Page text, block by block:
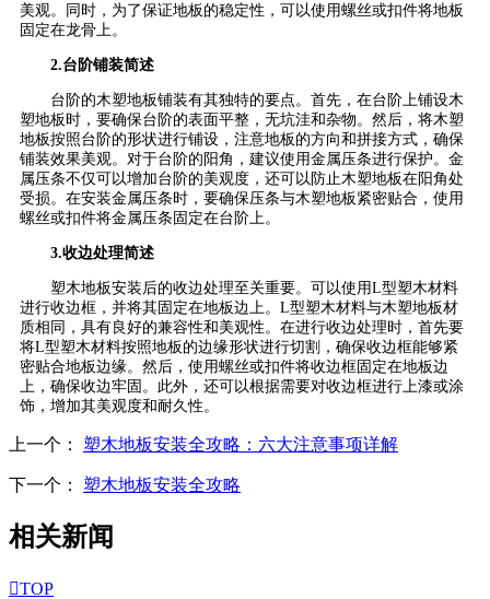
美观。同时，为了保证地板的稳定性，可以使用螺丝或扣件将地板
固定在龙骨上。
2.台阶铺装简述
台阶的木塑地板铺装有其独特的要点。首先，在台阶上铺设木
塑地板时，要确保台阶的表面平整，无坑洼和杂物。然后，将木塑
地板按照台阶的形状进行铺设，注意地板的方向和拼接方式，确保
铺装效果美观。对于台阶的阳角，建议使用金属压条进行保护。金
属压条不仅可以增加台阶的美观度，还可以防止木塑地板在阳角处
受损。在安装金属压条时，要确保压条与木塑地板紧密贴合，使用
螺丝或扣件将金属压条固定在台阶上。
3.收边处理简述
塑木地板安装后的收边处理至关重要。可以使用L型塑木材料
进行收边框，并将其固定在地板边上。L型塑木材料与木塑地板材
质相同，具有良好的兼容性和美观性。在进行收边处理时，首先要
将L型塑木材料按照地板的边缘形状进行切割，确保收边框能够紧
密贴合地板边缘。然后，使用螺丝或扣件将收边框固定在地板边
上，确保收边牢固。此外，还可以根据需要对收边框进行上漆或涂
饰，增加其美观度和耐久性。
上一个： 塑木地板安装全攻略：六大注意事项详解
下一个： 塑木地板安装全攻略
相关新闻
TOP